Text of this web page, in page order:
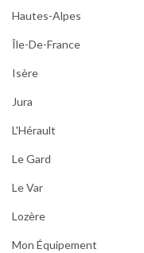
Hautes-Alpes
Île-De-France
Isère
Jura
L'Hérault
Le Gard
Le Var
Lozère
Mon Équipement